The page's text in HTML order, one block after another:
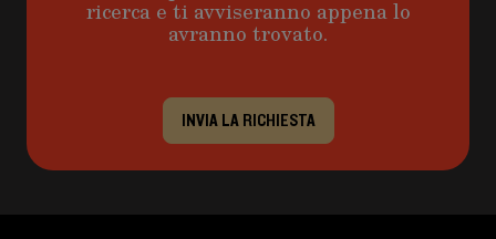
ricerca e ti avviseranno appena lo
avranno trovato.
INVIA LA RICHIESTA